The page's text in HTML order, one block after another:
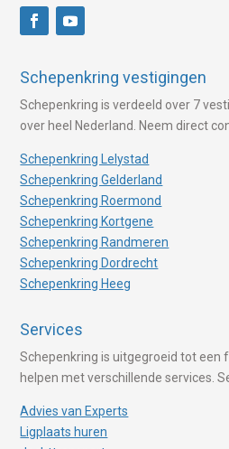
Schepenkring vestigingen
Schepenkring is verdeeld over 7
over heel Nederland. Neem direct
Schepenkring Lelystad
Schepenkring Gelderland
Schepenkring Roermond
Schepenkring Kortgene
Schepenkring Randmeren
Schepenkring Dordrecht
Schepenkring Heeg
Services
Schepenkring is uitgegroeid tot een
helpen met verschillende services.
Advies van Experts
Ligplaats huren